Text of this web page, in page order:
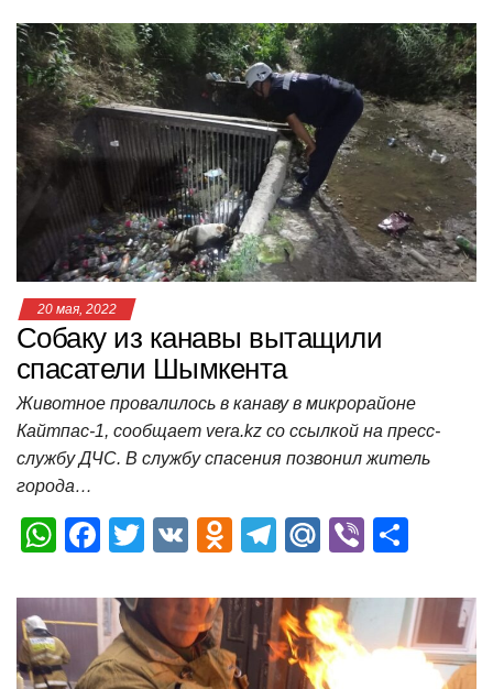
at
s
A
p
p
c
e
b
o
o
k
tt
er
n
o
kl
a
ss
ni
ki
e
gr
a
m
.R
u
er п
р
а
в
и
т
ь
20 мая, 2022
Собаку из канавы вытащили
спасатели Шымкента
Животное провалилось в канаву в микрорайоне
Кайтпас-1, сообщает vera.kz со ссылкой на пресс-
службу ДЧС. В службу спасения позвонил житель
города…
W
at
s
A
F
c
e
b
T
tt
er
V
O
n
o
kl
T
e
gr
a
M
.R
u
Vi
er п
р
а